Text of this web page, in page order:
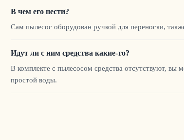
В чем его нести?
Сам пылесос оборудован ручкой для переноски,
Идут ли с ним средства какие-то?
В комплекте с пылесосом средства отсутствуют, вы
простой воды.